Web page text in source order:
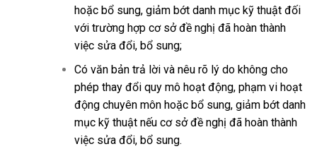
hoặc bổ sung, giảm bớt danh mục kỹ thuật đối
với trường hợp cơ sở đề nghị đã hoàn thành
việc sửa đổi, bổ sung;
Có văn bản trả lời và nêu rõ lý do không cho
phép thay đổi quy mô hoạt động, phạm vi hoạt
động chuyên môn hoặc bổ sung, giảm bớt danh
mục kỹ thuật nếu cơ sở đề nghị đã hoàn thành
việc sửa đổi, bổ sung.